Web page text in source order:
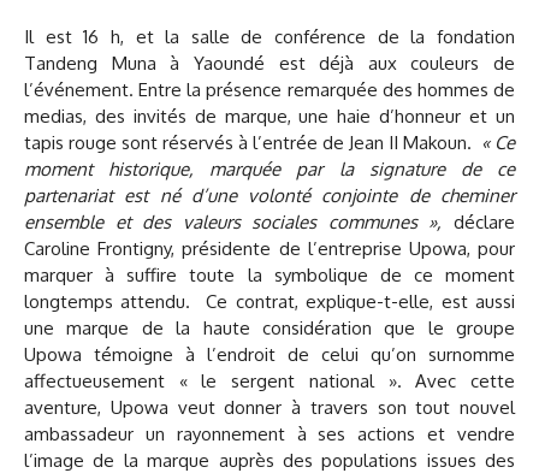
Il est 16 h, et la salle de conférence de la fondation
Tandeng Muna à Yaoundé est déjà aux couleurs de
l’événement. Entre la présence remarquée des hommes de
medias, des invités de marque, une haie d’honneur et un
tapis rouge sont réservés à l’entrée de Jean II Makoun. « Ce
moment historique, marquée par la signature de ce
partenariat est né d’une volonté conjointe de cheminer
ensemble et des valeurs sociales communes », déclare
Caroline Frontigny, présidente de l’entreprise Upowa, pour
marquer à suffire toute la symbolique de ce moment
longtemps attendu. Ce contrat, explique-t-elle, est aussi
une marque de la haute considération que le groupe
Upowa témoigne à l’endroit de celui qu’on surnomme
affectueusement « le sergent national ». Avec cette
aventure, Upowa veut donner à travers son tout nouvel
ambassadeur un rayonnement à ses actions et vendre
l’image de la marque auprès des populations issues des